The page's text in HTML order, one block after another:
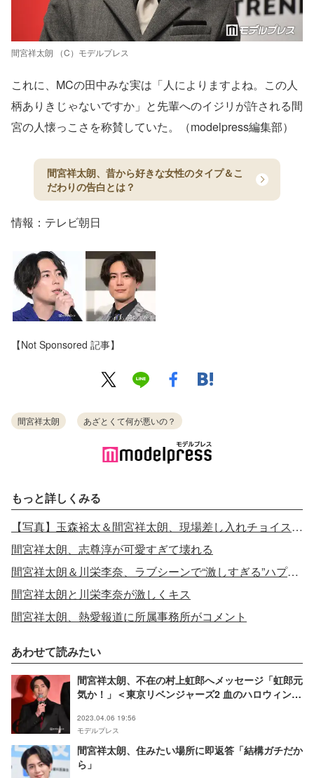
間宮祥太朗 （C）モデルプレス
これに、MCの田中みな実は「人によりますよね。この人
柄ありきじゃないですか」と先輩へのイジリが許される間
宮の人懐っこさを称賛していた。（modelpress編集部）
間宮祥太朗、昔から好きな女性のタイプ＆こ
だわりの告白とは？
情報：テレビ朝日
【Not Sponsored 記事】
間宮祥太朗 あざとくて何が悪いの？
もっと詳しくみる
【写真】玉森裕太＆間宮祥太朗、現場差し入れチョイスの“違い”
間宮祥太朗、志尊淳が可愛すぎて壊れる
間宮祥太朗＆川栄李奈、ラブシーンで“激しすぎる”ハプニング
間宮祥太朗と川栄李奈が激しくキス
間宮祥太朗、熱愛報道に所属事務所がコメント
あわせて読みたい
間宮祥太朗、不在の村上虹郎へメッセージ「虹郎元
気か！」＜東京リベンジャーズ2 血のハロウィン編
2023.04.06 19:56
モデルプレス
間宮祥太朗、住みたい場所に即返答「結構ガチだか
ら」